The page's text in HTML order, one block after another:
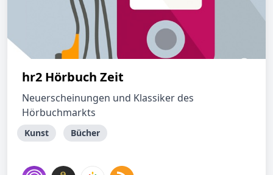
hr2 Hörbuch Zeit
Neuerscheinungen und Klassiker des
Hörbuchmarkts
Kunst Bücher